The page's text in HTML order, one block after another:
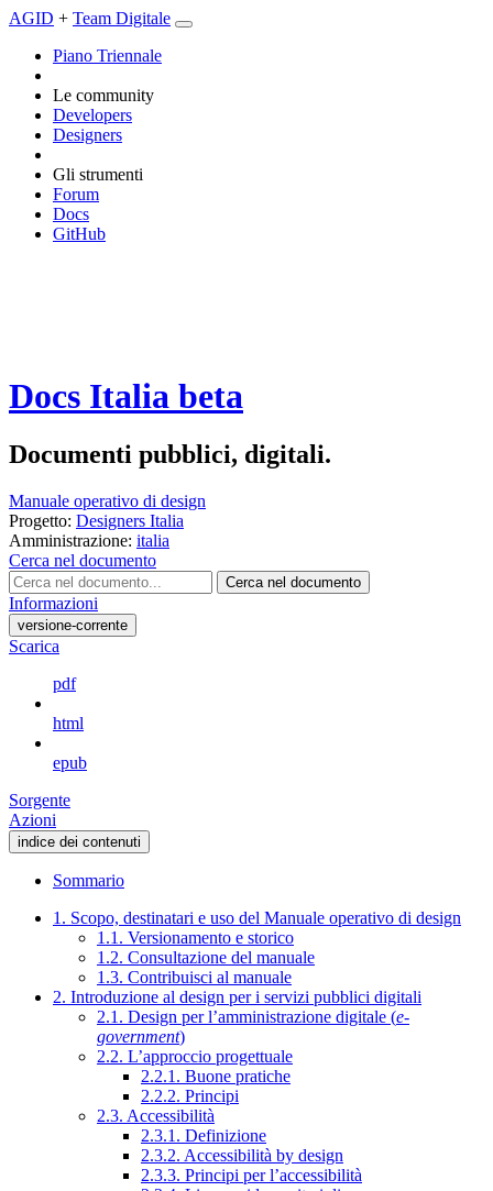
AGID + Team Digitale
Piano Triennale
Le community
Developers
Designers
Gli strumenti
Forum
Docs
GitHub
Docs Italia beta
Documenti pubblici, digitali.
Manuale operativo di design
Progetto: Designers Italia
Amministrazione: italia
Cerca nel documento
Cerca nel documento
Informazioni
versione-corrente
Scarica
pdf
html
epub
Sorgente
Azioni
indice dei contenuti
Sommario
1. Scopo, destinatari e uso del Manuale operativo di design
1.1. Versionamento e storico
1.2. Consultazione del manuale
1.3. Contribuisci al manuale
2. Introduzione al design per i servizi pubblici digitali
2.1. Design per l’amministrazione digitale (e-
government)
2.2. L’approccio progettuale
2.2.1. Buone pratiche
2.2.2. Principi
2.3. Accessibilità
2.3.1. Definizione
2.3.2. Accessibilità by design
2.3.3. Principi per l’accessibilità